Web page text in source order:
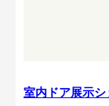
室内ドア展示